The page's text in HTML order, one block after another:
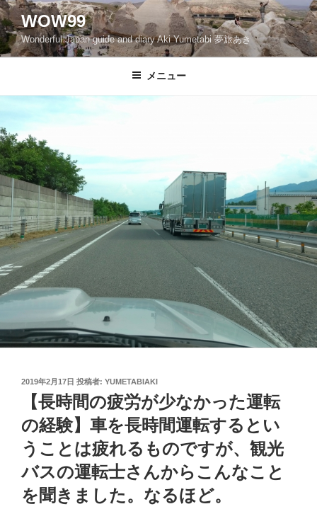
コ
ン
テ
ン
へ
キ
ッ
プ
WOW99
Wonderful Japan guide and diary Aki Yumetabi 夢旅あき
メニュー
投
2019年2月17日 投稿者: YUMETABIAKI
【長時間の疲労が少なかった運転
の経験】車を長時間運転するとい
うことは疲れるものですが、観光
バスの運転士さんからこんなこと
を聞きました。なるほど。